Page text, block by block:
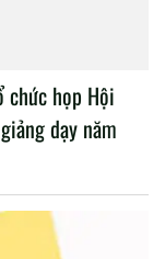
chức họp Hội
dạy năm